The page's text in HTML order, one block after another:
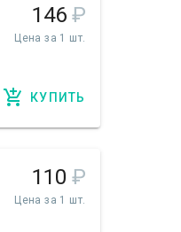
146 ₽
Цена за 1 шт.
КУПИТЬ
110 ₽
Цена за 1 шт.